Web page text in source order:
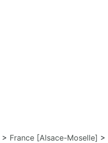
> France [Alsace-Moselle] >